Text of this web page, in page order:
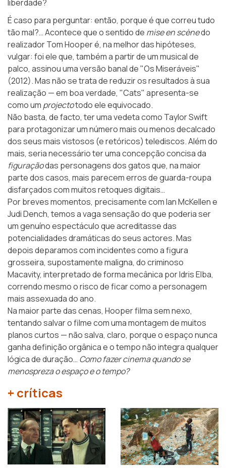
liberdade?
É caso para perguntar: então, porque é que correu tudo
tão mal?… Acontece que o sentido de mise en scènedo
realizador Tom Hooper é, na melhor das hipóteses,
vulgar: foi ele que, também a partir de um musical de
palco, assinou uma versão banal de "Os Miseráveis"
(2012). Mas não se trata de reduzir os resultados à sua
realização — em boa verdade, "Cats" apresenta-se
como um projectotodo ele equivocado.
Não basta, de facto, ter uma vedeta como Taylor Swift
para protagonizar um número mais ou menos decalcado
dos seus mais vistosos (e retóricos) telediscos. Além do
mais, seria necessário ter uma concepção concisa da
figuraçãodas personagens dos gatos que, na maior
parte dos casos, mais parecem erros de guarda-roupa
disfarçados com muitos retoques digitais…
Por breves momentos, precisamente com Ian McKellen e
Judi Dench, temos a vaga sensação do que poderia ser
um genuíno espectáculo que acreditasse das
potencialidades dramáticas do seus actores. Mas
depois deparamos com incidentes como a figura
grosseira, supostamente maligna, do criminoso
Macavity, interpretado de forma mecânica por Idris Elba,
correndo mesmo o risco de ficar como a personagem
mais assexuada do ano.
Na maior parte das cenas, Hooper filma sem nexo,
tentando salvar o filme com uma montagem de muitos
planos curtos — não salva, claro, porque o espaço nunca
ganha definição orgânica e o tempo não integra qualquer
lógica de duração… Como fazer cinema quando se
menospreza o espaço e o tempo?
+ críticas